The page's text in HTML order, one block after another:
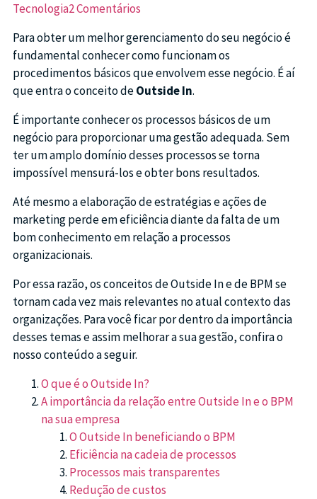
Tecnologia2 Comentários
Para obter um melhor gerenciamento do seu negócio é
fundamental conhecer como funcionam os
procedimentos básicos que envolvem esse negócio. É aí
que entra o conceito deOutside In.
É importante conhecer os processos básicos de um
negócio para proporcionar uma gestão adequada. Sem
ter um amplo domínio desses processos se torna
impossível mensurá-los e obter bons resultados.
Até mesmo a elaboração de estratégias e ações de
marketing perde em eficiência diante da falta de um
bom conhecimento em relação a processos
organizacionais.
Por essa razão, os conceitos de Outside In e de BPM se
tornam cada vez mais relevantes no atual contexto das
organizações. Para você ficar por dentro da importância
desses temas e assim melhorar a sua gestão, confira o
nosso conteúdo a seguir.
O que é o Outside In?
A importância da relação entre Outside In e o BPM
na sua empresa
O Outside In beneficiando o BPM
Eficiência na cadeia de processos
Processos mais transparentes
Redução de custos